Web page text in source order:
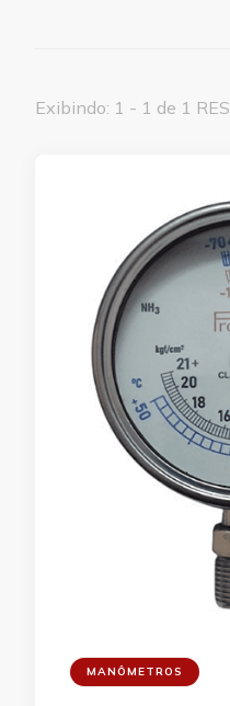
Exibindo: 1 - 1 de 1
MANÔMETROS